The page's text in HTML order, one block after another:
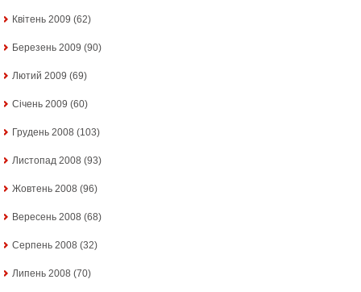
Квітень 2009 (62)
Березень 2009 (90)
Лютий 2009 (69)
Січень 2009 (60)
Грудень 2008 (103)
Листопад 2008 (93)
Жовтень 2008 (96)
Вересень 2008 (68)
Серпень 2008 (32)
Липень 2008 (70)